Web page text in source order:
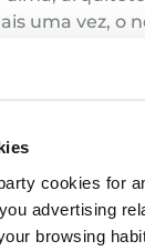
cookies for
advertising
browsing
uma vez, o
adaptando-
DE BIM